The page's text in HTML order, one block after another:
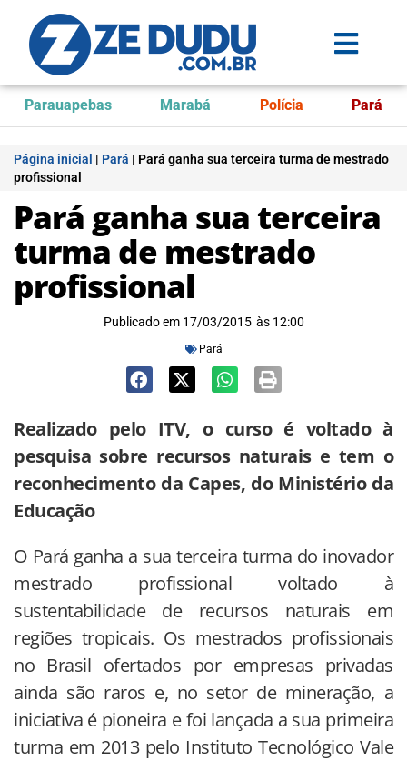
Parauapebas Marabá Polícia Pará
Página inicial | Pará | Pará ganha sua terceira turma de mestrado
profissional
Pará ganha sua terceira
turma de mestrado
profissional
Publicado em 17/03/2015 às 12:00
Pará
Realizado pelo ITV, o curso é voltado à
pesquisa sobre recursos naturais e tem o
reconhecimento da Capes, do Ministério da
Educação
O Pará ganha a sua terceira turma do inovador
mestrado profissional voltado à
sustentabilidade de recursos naturais em
regiões tropicais. Os mestrados profissionais
no Brasil ofertados por empresas privadas
ainda são raros e, no setor de mineração, a
iniciativa é pioneira e foi lançada a sua primeira
turma em 2013 pelo Instituto Tecnológico Vale